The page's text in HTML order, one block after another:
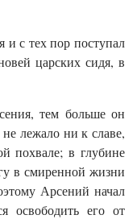
и с тех пор поступал
царских сидя, в
тем больше он
лежало ни к славе,
похвале; в глубине
в смиренной жизни
Арсений начал
освободить его от